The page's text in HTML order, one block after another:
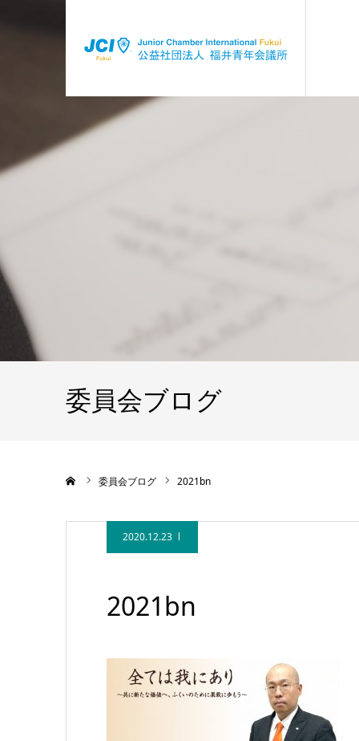
委員会ブログ
委員会ブログ 2021bn
2020.12.23
2021bn